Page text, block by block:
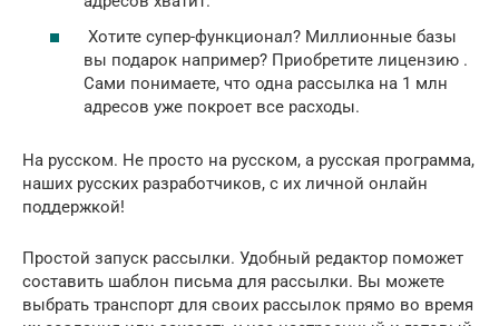
Хотите супер-функционал? Миллионные базы
вы подарок например? Приобретите лицензию .
Сами понимаете, что одна рассылка на 1 млн
адресов уже покроет все расходы.
На русском. Не просто на русском, а русская программа,
наших русских разработчиков, с их личной онлайн
поддержкой!
Простой запуск рассылки. Удобный редактор поможет
составить шаблон письма для рассылки. Вы можете
выбрать транспорт для своих рассылок прямо во время